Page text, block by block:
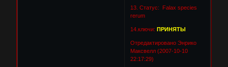
13. Статус: Falax species
rerum
14.ключи: ПРИНЯТЫ
Отредактировано Энрико
Максвелл (2007-10-10
22:17:29)